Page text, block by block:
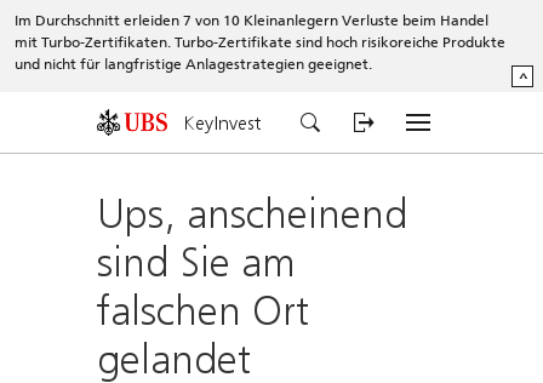
Im Durchschnitt erleiden 7 von 10 Kleinanlegern Verluste beim Handel
mit Turbo-Zertifikaten. Turbo-Zertifikate sind hoch risikoreiche Produkte
und nicht für langfristige Anlagestrategien geeignet.
^
KeyInvest
Ups, anscheinend
sind Sie am
falschen Ort
gelandet